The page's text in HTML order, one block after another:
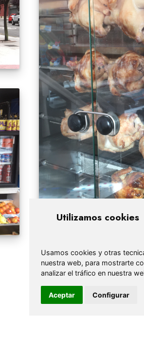
Utilizamos cookies
Usamos cookies y otras
nuestra web, para mostrarte
analizar el tráfico en nuestra
Aceptar Configurar